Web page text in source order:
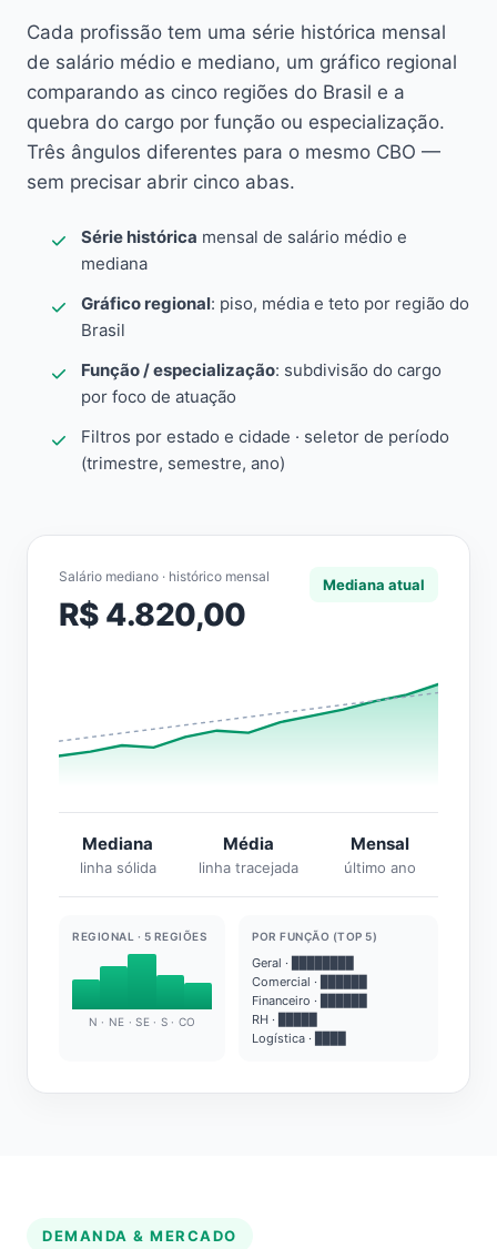
Cada profissão tem uma série histórica mensal
de salário médio e mediano, um gráfico regional
comparando as cinco regiões do Brasil e a
quebra do cargo por função ou especialização.
Três ângulos diferentes para o mesmo CBO —
sem precisar abrir cinco abas.
Série histórica mensal de salário médio e
mediana
Gráfico regional: piso, média e teto por região do
Brasil
Função / especialização: subdivisão do cargo
por foco de atuação
Filtros por estado e cidade · seletor de período
(trimestre, semestre, ano)
Salário mediano · histórico mensal
R$ 4.820,00
Mediana atual
Mediana
linha sólida
Média
linha tracejada
Mensal
último ano
REGIONAL · 5 REGIÕES
N · NE · SE · S · CO
POR FUNÇÃO (TOP 5)
Geral · ████████
Comercial · ██████
Financeiro · ██████
RH · █████
Logística · ████
DEMANDA & MERCADO